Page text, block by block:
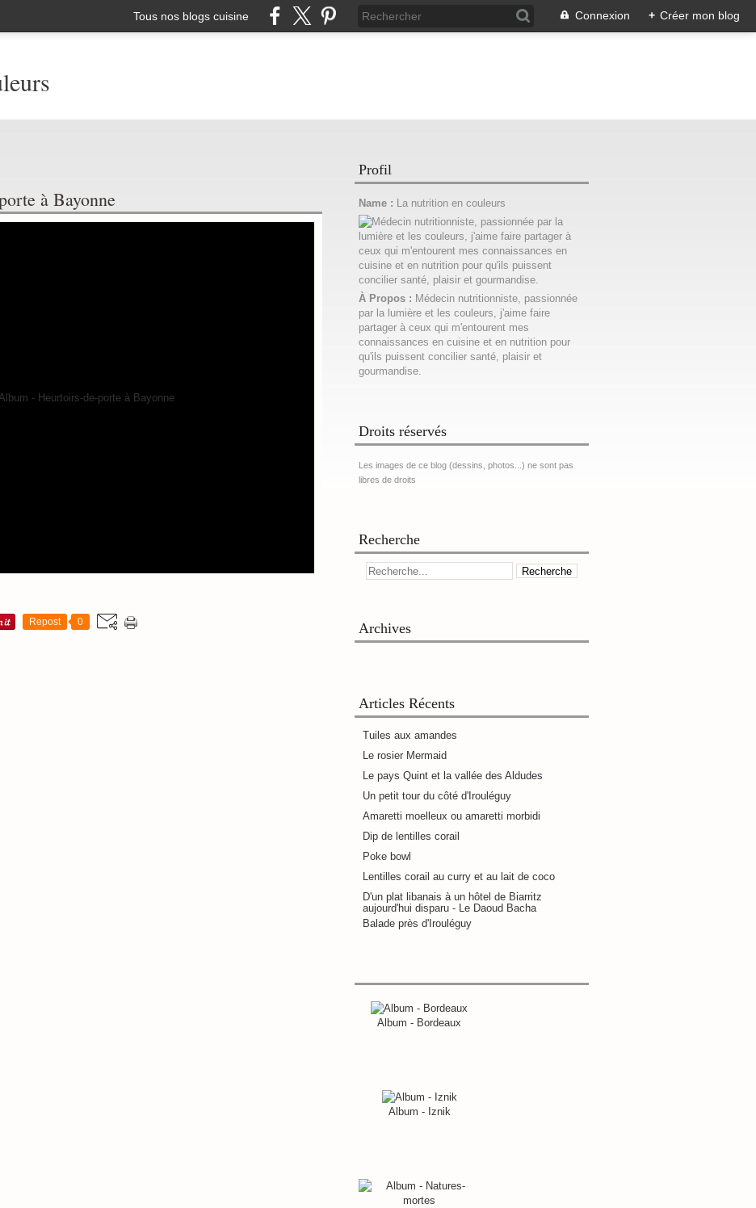
Tous nos blogs cuisine Connexion + Créer mon blog
à Bayonne
Repost 0
Profil
Name : La nutrition en couleurs
À Propos : Médecin nutritionniste, passionnée
par la lumière et les couleurs, j'aime faire
partager à ceux qui m'entourent mes
connaissances en cuisine et en nutrition pour
qu'ils puissent concilier santé, plaisir et
gourmandise.
Droits réservés
Les images de ce blog (dessins, photos...) ne sont pas
libres de droits
Recherche
Archives
Articles Récents
Tuiles aux amandes
Le rosier Mermaid
Le pays Quint et la vallée des Aldudes
Un petit tour du côté d'Irouléguy
Amaretti moelleux ou amaretti morbidi
Dip de lentilles corail
Poke bowl
Lentilles corail au curry et au lait de coco
D'un plat libanais à un hôtel de Biarritz
aujourd'hui disparu - Le Daoud Bacha
Balade près d'Irouléguy
Album - Bordeaux
Album - Iznik